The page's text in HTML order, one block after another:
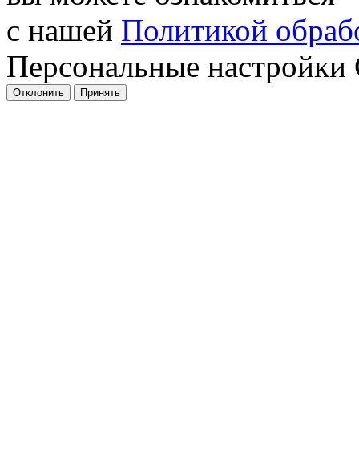
с нашей Политикой
Персональные настройки
Отклонить Принять